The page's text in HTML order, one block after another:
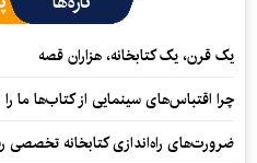
یک قرن، یک کتابخانه، هزاران قصه
چرا اقتباس‌های سینمایی از کتاب‌ها ما
ضرورت‌های راه‌اندازی کتابخانه تخصصی